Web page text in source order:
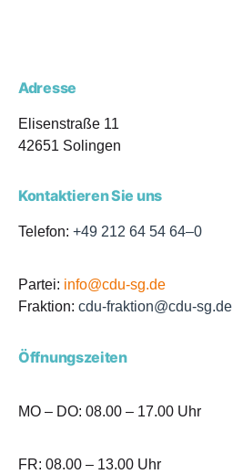
Adres­se
Eli­sen­stra­ße 11
42651 Solin­gen
Kon­tak­tie­ren Sie uns
Tele­fon: +49 212 64 54 64–0
Par­tei: info@cdu-sg.de
Frak­ti­on: cdu-fraktion@cdu-sg.de
Öff­nungs­zei­ten
MO – DO: 08.00 – 17.00 Uhr
FR: 08.00 – 13.00 Uhr